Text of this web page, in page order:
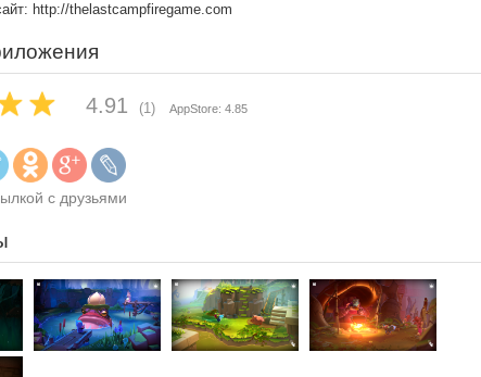
http://thelastcampfiregame.com
4.91 (1) AppStore: 4.85
с друзьями